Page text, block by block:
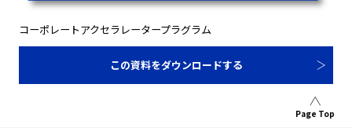
コーポレートアクセラレータープラグラム
この資料をダウンロードする
Page Top